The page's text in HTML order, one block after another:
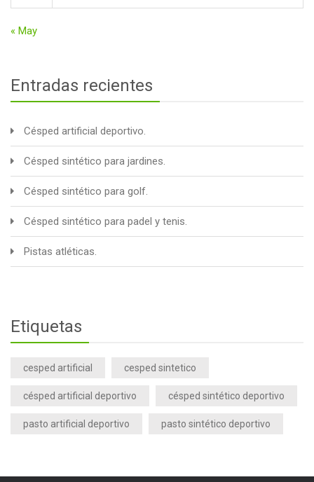
« May
Entradas recientes
Césped artificial deportivo.
Césped sintético para jardines.
Césped sintético para golf.
Césped sintético para padel y tenis.
Pistas atléticas.
Etiquetas
cesped artificial cesped sintetico
césped artificial deportivo césped sintético deportivo
pasto artificial deportivo pasto sintético deportivo